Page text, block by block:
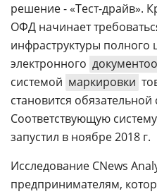
решение - «Тест-драйв».
ОФД начинает
инфраструктуры полного
электронного
системой маркировки
становится обязательной
Соответствующую систему
запустил в ноябре 2018 г.
Исследование CNews
предпринимателям,